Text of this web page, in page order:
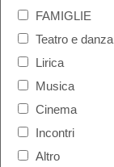
FAMIGLIE
Teatro e danza
Lirica
Musica
Cinema
Incontri
Altro